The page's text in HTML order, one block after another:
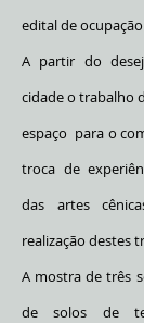
edital de ocupação
A partir do
cidade o trabalho
espaço para o
troca de
das artes
realização destes
A mostra de três
de solos de